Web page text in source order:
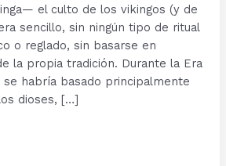
el culto de los vikingos (y de
sencillo, sin ningún tipo de ritual
o reglado, sin basarse en
la propia tradición. Durante la Era
se habría basado principalmente
dioses, […]